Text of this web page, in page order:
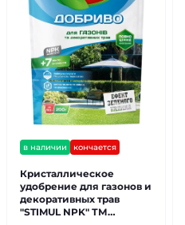
в наличии кончается
Кристаллическое
удобрение для газонов и
декоративных трав
"STIMUL NPK" ТМ